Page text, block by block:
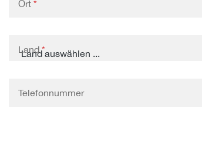
Ort *
Land*
Telefonnummer